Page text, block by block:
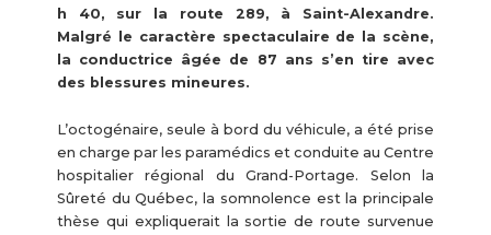
h 40, sur la route 289, à Saint-Alexandre.
Malgré le caractère spectaculaire de la scène,
la conductrice âgée de 87 ans s’en tire avec
des blessures mineures.
L’octogénaire, seule à bord du véhicule, a été prise
en charge par les paramédics et conduite au Centre
hospitalier régional du Grand-Portage. Selon la
Sûreté du Québec, la somnolence est la principale
thèse qui expliquerait la sortie de route survenue